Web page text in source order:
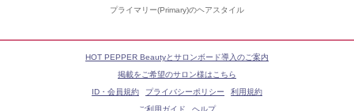
プライマリー(Primary)のヘアスタイル
HOT PEPPER Beautyとサロンボード導入のご案内
掲載をご希望のサロン様はこちら
ID・会員規約
プライバシーポリシー
利用規約